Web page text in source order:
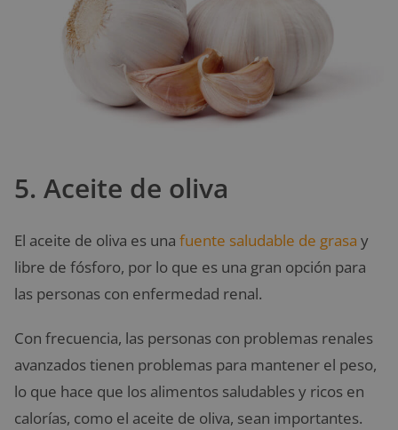
5. Aceite de oliva
El aceite de oliva es una fuente saludable de grasa y
libre de fósforo, por lo que es una gran opción para
las personas con enfermedad renal.
Con frecuencia, las personas con problemas renales
avanzados tienen problemas para mantener el peso,
lo que hace que los alimentos saludables y ricos en
calorías, como el aceite de oliva, sean importantes.